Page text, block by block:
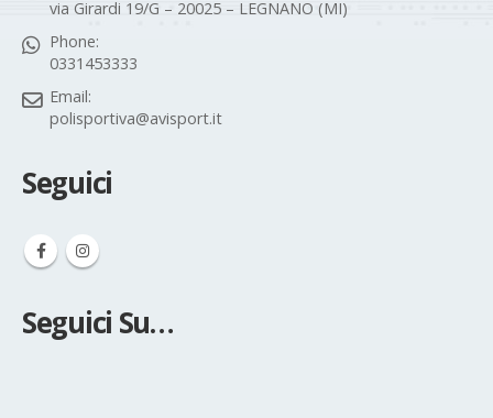
Phone:
0331453333
Email:
polisportiva@avisport.it
Seguici
Seguici Su…